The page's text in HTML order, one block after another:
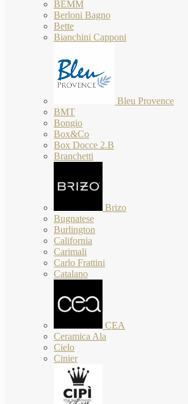
BEMM
Berloni Bagno
Bette
Bianchini Capponi
Bleu Provence
BMT
Bongio
Box&Co
Box Docce 2.B
Branchetti
Brizo
Bugnatese
Burlington
California
Carimali
Carlo Frattini
Catalano
CEA
Ceramica Ala
Cielo
Cinier